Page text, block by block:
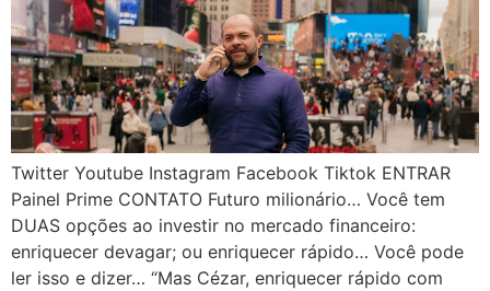
Twitter Youtube Instagram Facebook Tiktok ENTRAR
Painel Prime CONTATO Futuro milionário… Você tem
DUAS opções ao investir no mercado financeiro:
enriquecer devagar; ou enriquecer rápido… Você pode
ler isso e dizer… “Mas Cézar, enriquecer rápido com